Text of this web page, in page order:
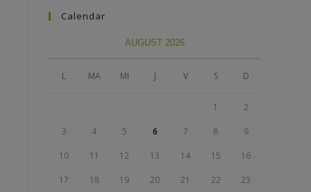
Calendar
AUGUST 2026
L MA MI J V S D
1 2
3 4 5 6 7 8 9
10 11 12 13 14 15 16
17 18 19 20 21 22 23